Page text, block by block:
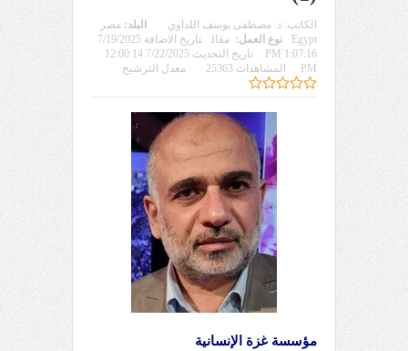
الكاتب: د. مصطفى يوسف اللداوي البلد: مصر
Egypt
نوع العمل: مقال
تاريخ الاضافة 7/19/2025
1:07:16 PM
تاريخ التحديث 7/22/2025 12:00:14
PM
المشاهدات 25363 معدل الترشيح
مؤسسة غزة الإنسانية